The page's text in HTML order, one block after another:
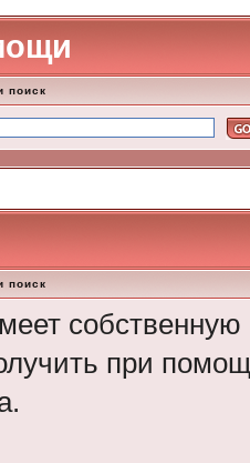
поиск
поиск
собственную
при